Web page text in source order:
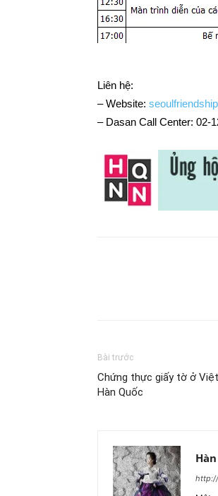
Liên hệ:
– Website:
– Dasan Call Center: 02-
Bài trước
Chứng thực giấy tờ ở
Hàn Quốc